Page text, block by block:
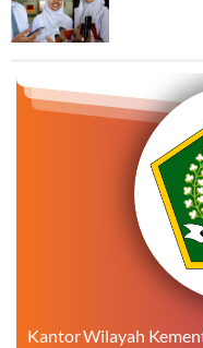
Kantor Wilayah